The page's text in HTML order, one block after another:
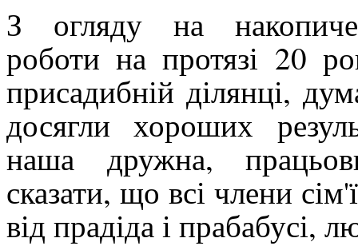
З огляду на
роботи на протязі 20
присадибній ділянці,
досягли хороших
наша дружна,
сказати, що всі члени
від прадіда і прабабусі,